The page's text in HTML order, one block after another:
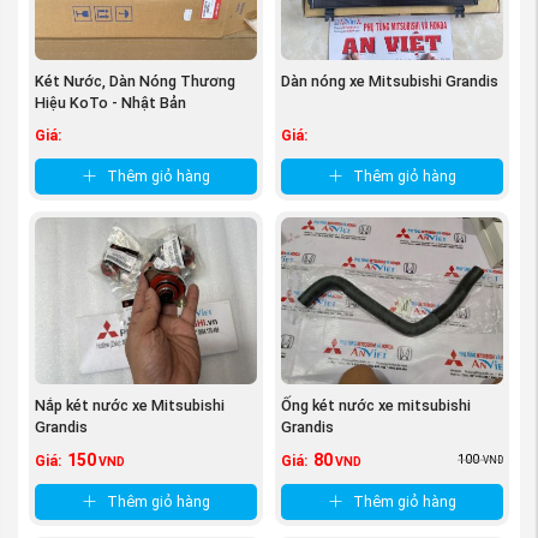
Nhập khẩu và phân phối: Công ty Phụ tùng Mitsubishi An Việt
Điện thoại: 024.8589 3707
tại:http://www.youtube.com/c/PhụTùngMITSUBISHIAnViệt
Facebook https://www.facebook.com/phutungmitsubishiAnViet/
Website: Phutunganviet.com
Thẻ bài viết:
Dàn sưởi xe Mitsubishi Grandis
Dàn sưởi xe Grandis
Dàn sưởi Grandis Dàn sưởi Mitsubishi Grandis
Két Nước, Dàn Nóng Thương
Hiệu KoTo - Nhật Bản
Giá:
Thêm giỏ hàng
Dàn nóng xe Mitsubishi Grandis
Giá:
Thêm giỏ hàng
Nắp két nước xe Mitsubishi
Grandis
Giá: 150 VND
Thêm giỏ hàng
Ống két nước xe mitsubishi
Grandis
Giá: 80 VND 100 VND
Thêm giỏ hàng